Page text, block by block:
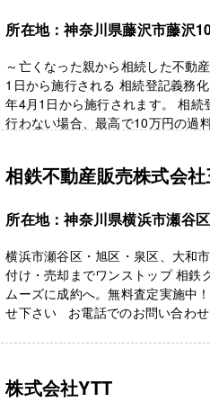
所在地：神奈川県藤沢市藤沢
～亡くなった親から相続した不動
1日から施行される 相続登記義務
年4月1日から施行されます。 相
行わない場合、最高で10万円の過
相鉄不動産販売株式会
所在地：神奈川県横浜市瀬谷
横浜市瀬谷区・旭区・泉区、大和
付け・売却までワンストップ 相鉄
ムーズに成約へ。無料査定実施中
せ下さい お電話でのお問い合わ
株式会社YTT